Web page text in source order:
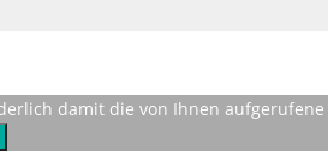
damit die von Ihnen aufgerufene